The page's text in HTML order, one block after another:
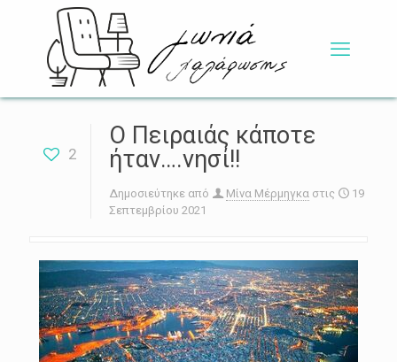
2
Ο Πειραιάς κάποτε
ήταν….νησί!!
Δημοσιεύτηκε από Μίνα Μέρμηγκα στις
19
Σεπτεμβρίου 2021